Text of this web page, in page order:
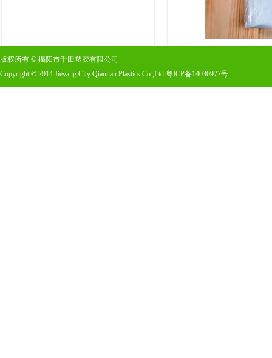
版权所有 © 揭阳市千田塑胶有限公司
Copyright© 2014 Jieyang City Qiantian Plastics Co.,Ltd.粤ICP备14030977号